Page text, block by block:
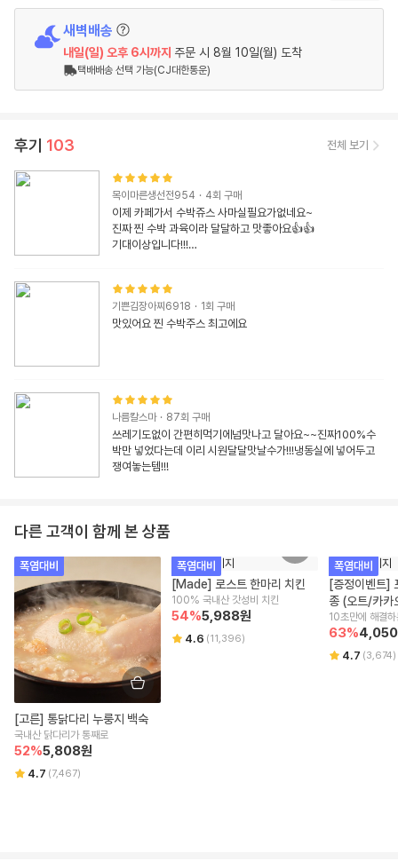
새벽배송
내일(일) 오후 6시 까지 주문 시 8월 10일(월) 도착
택배배송 선택 가능(CJ대한통운)
후기 103 전체 보기
목이마른생선전954 · 4회 구매
이제 카페가서 수박쥬스 사마실필요가없네요~
진짜 찐 수박 과육이라 달달하고 맛좋아요👍👍
기대이상입니다!!!
기쁜김장아찌6918 · 1회 구매
나름칼스마 · 87회 구매
쓰레기도없이 간편히먹기에넘맛나고 달아요~~진짜100%수
박만 넣었다는데 이리 시원달달맛날수가!!!냉동실에 넣어두고
쟁여놓는템!!!
다른 고객이 함께 본 상품
폭염대비
[고른] 통닭다리 누룽지 백숙
국내산 닭다리가 통째로
52%5,808원
4.7 (7,467)
폭염대비
[Made] 로스트 한마리 치킨
100% 국내산 갓성비 치킨
54%5,988원
4.6 (11,396)
폭염대비
[증정이벤트]
종 (오트/카카
63%4,050
4.7 (3,674)